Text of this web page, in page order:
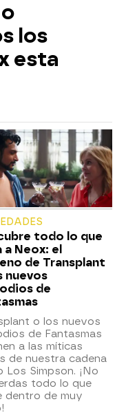
los
esta
todo lo que
a Neox: el
de Transplant
nuevos
de
o los nuevos
de Fantasmas
a las míticas
de nuestra cadena
Los Simpson. ¡No
todo lo que
dentro de muy